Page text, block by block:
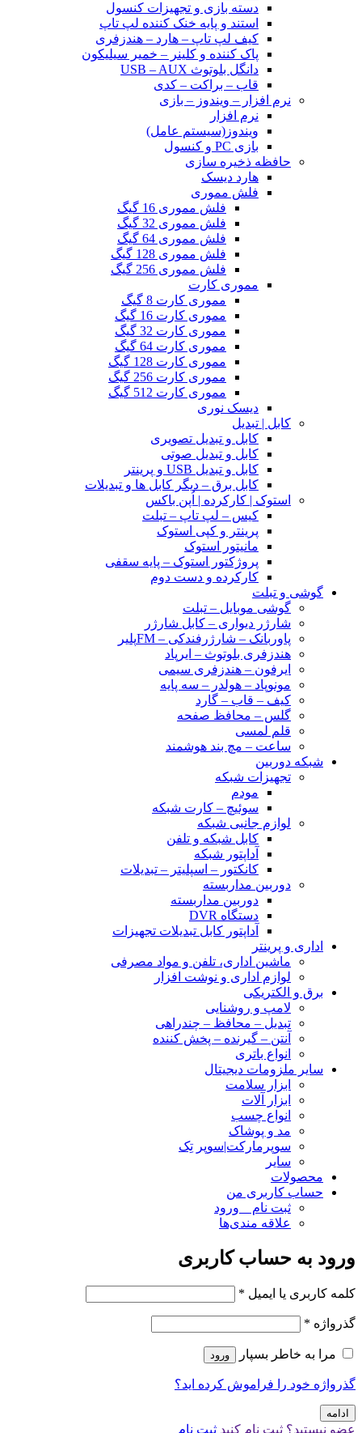
دسته بازی و تجهیزات کنسول
استند و پایه خنک کننده لپ تاپ
کیف لپ تاپ – هارد – هندزفری
پاک کننده و کلینر – خمیر سیلیکون
دانگل بلوتوث USB – AUX
قاب – براکت – کدی
نرم افزار – ویندوز – بازی
نرم افزار
ویندوز(سیستم عامل)
بازی PC و کنسول
حافظه ذخیره سازی
هارد دیسک
فلش مموری
فلش مموری 16 گیگ
فلش مموری 32 گیگ
فلش مموری 64 گیگ
فلش مموری 128 گیگ
فلش مموری 256 گیگ
مموری کارت
مموری کارت 8 گیگ
مموری کارت 16 گیگ
مموری کارت 32 گیگ
مموری کارت 64 گیگ
مموری کارت 128 گیگ
مموری کارت 256 گیگ
مموری کارت 512 گیگ
دیسک نوری
کابل | تبدیل
کابل و تبدیل تصویری
کابل و تبدیل صوتی
کابل و تبدیل USB و پرینتر
کابل برق – دیگر کابل ها و تبدیلات
استوک | کارکرده | اُپن باکس
کیس – لپ تاپ – تبلت
پرینتر و کپی استوک
مانیتور استوک
پروژکتور استوک – پایه سقفی
کارکرده و دست دوم
گوشی و تبلت
گوشی موبایل – تبلت
شارژر دیواری – کابل شارژر
پاوربانک – شارژرفندکی – FMپلیر
هندزفری بلوتوث – ایرپاد
ایرفون – هندزفری سیمی
مونوپاد – هولدر – سه پایه
کیف – قاب – گارد
گلس – محافظ صفحه
قلم لمسی
ساعت – مچ بند هوشمند
شبکه دوربین
تجهیزات شبکه
مودم
سوئیچ – کارت شبکه
لوازم جانبی شبکه
کابل شبکه و تلفن
آداپتور شبکه
کانکتور – اسپلیتر – تبدیلات
دوربین مداربسته
دوربین مداربسته
دستگاه DVR
آداپتور کابل تبدیلات تجهیزات
اداری و پرینتر
ماشین اداری، تلفن و مواد مصرفی
لوازم اداری و نوشت افزار
برق و الکتریکی
لامپ و روشنایی
تبدیل – محافظ – چندراهی
آنتن – گیرنده – پخش کننده
انواع باتری
سایر ملزومات دیجیتال
ابزار سلامت
ابزار آلات
انواع چسب
مد و پوشاک
سوپرمارکت|سوپر تِک
سایر
محصولات
حساب کاربری من
ثبت نام _ ورود
علاقه مندی‌ها
ورود به حساب کاربری
کلمه کاربری یا ایمیل *
گذرواژه *
مرا به خاطر بسپار ورود
گذرواژه خود را فراموش کرده اید؟
ادامه
عضو نیستید؟ ثبت نام کنید ثبت نام